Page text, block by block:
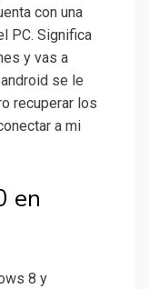
con una
PC. Significa
y vas a
se le
recuperar los
a mi
en
8 y